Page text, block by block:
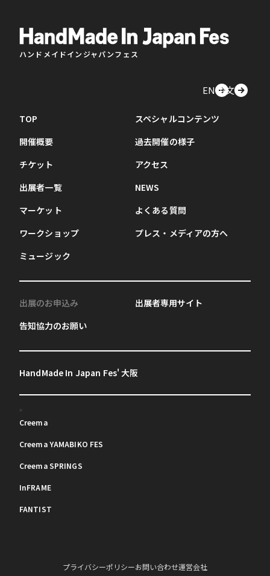
ハンドメイドインジャパンフェス
EN中文
TOP
開催概要
チケット
出展者一覧
マーケット
ワークショップ
ミュージック
スペシャルコンテンツ
過去開催の様子
アクセス
NEWS
よくある質問
プレス・メディアの方へ
出展のお申込み
告知協力のお願い
出展者専用サイト
HandMade In Japan Fes' 大阪
Creema
Creema YAMABIKO FES
Creema SPRINGS
InFRAME
FANTIST
プライバシーポリシーお問い合わせ運営会社